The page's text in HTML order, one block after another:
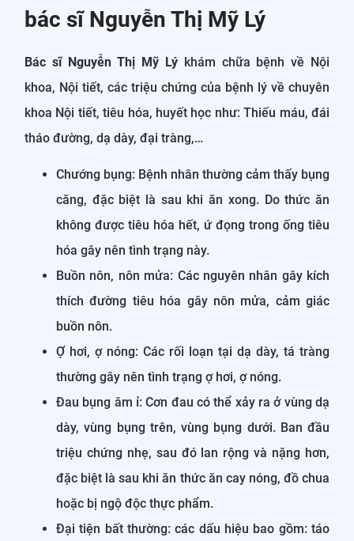
bác sĩ Nguyễn Thị Mỹ Lý
Bác sĩ Nguyễn Thị Mỹ Lý khám chữa bệnh về Nội
khoa, Nội tiết, các triệu chứng của bệnh lý về chuyên
khoa Nội tiết, tiêu hóa, huyết học như: Thiếu máu, đái
tháo đường, dạ dày, đại tràng,…
Chướng bụng: Bệnh nhân thường cảm thấy bụng
căng, đặc biệt là sau khi ăn xong. Do thức ăn
không được tiêu hóa hết, ứ đọng trong ống tiêu
hóa gây nên tình trạng này.
Buồn nôn, nôn mửa: Các nguyên nhân gây kích
thích đường tiêu hóa gây nôn mửa, cảm giác
buồn nôn.
Ợ hơi, ợ nóng: Các rối loạn tại dạ dày, tá tràng
thường gây nên tình trạng ợ hơi, ợ nóng.
Đau bụng âm ỉ: Cơn đau có thể xảy ra ở vùng dạ
dày, vùng bụng trên, vùng bụng dưới. Ban đầu
triệu chứng nhẹ, sau đó lan rộng và nặng hơn,
đặc biệt là sau khi ăn thức ăn cay nóng, đồ chua
hoặc bị ngộ độc thực phẩm.
Đại tiện bất thường: các dấu hiệu bao gồm: táo